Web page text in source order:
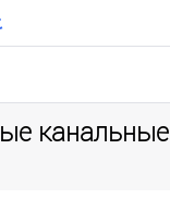
канальные